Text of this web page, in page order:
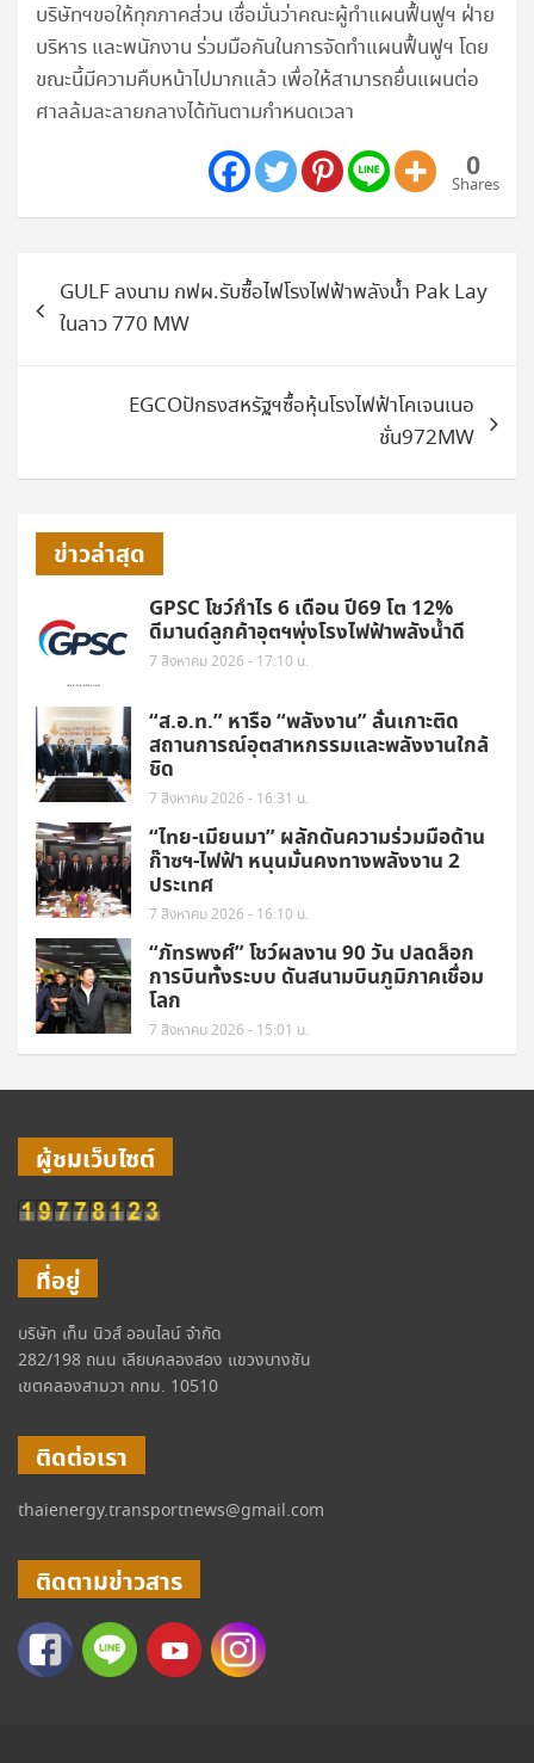
บริษัทฯขอให้ทุกภาคส่วน เชื่อมั่นว่าคณะผู้ทำแผนฟื้นฟูฯ ฝ่าย
บริหาร และพนักงาน ร่วมมือกันในการจัดทำแผนฟื้นฟูฯ โดย
ขณะนี้มีความคืบหน้าไปมากแล้ว เพื่อให้สามารถยื่นแผนต่อ
ศาลล้มละลายกลางได้ทันตามกำหนดเวลา
0
Shares
เรื่องGULF ลงนาม กฟผ.รับซื้อไฟโรงไฟฟ้าพลังน้ำ Pak Lay
ในลาว 770 MW
EGCOปักธงสหรัฐฯซื้อหุ้นโรงไฟฟ้าโคเจนเนอ
ชั่น972MW
ข่าวล่าสุด
GPSC โชว์กำไร 6 เดือน ปี69 โต 12%
ดีมานด์ลูกค้าอุตฯพุ่งโรงไฟฟ้าพลังน้ำดี
7 สิงหาคม 2026 - 17:10 น.
“ส.อ.ท.” หารือ “พลังงาน” ลั่นเกาะติด
สถานการณ์อุตสาหกรรมและพลังงานใกล้
ชิด
7 สิงหาคม 2026 - 16:31 น.
“ไทย-เมียนมา” ผลักดันความร่วมมือด้าน
ก๊าซฯ-ไฟฟ้า หนุนมั่นคงทางพลังงาน 2
ประเทศ
7 สิงหาคม 2026 - 16:10 น.
“ภัทรพงศ์” โชว์ผลงาน 90 วัน ปลดล็อก
การบินทั้งระบบ ดันสนามบินภูมิภาคเชื่อม
โลก
7 สิงหาคม 2026 - 15:01 น.
ผู้ชมเว็บไซต์
ที่อยู่
บริษัท เท็น นิวส์ ออนไลน์ จำกัด
282/198 ถนน เลียบคลองสอง แขวงบางชัน
เขตคลองสามวา กทม. 10510
ติดต่อเรา
thaienergy.transportnews@gmail.com
ติดตามข่าวสาร